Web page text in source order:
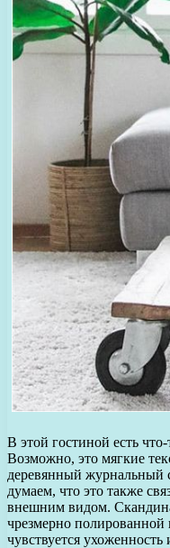
В этой гостиной есть
Возможно, это мягкие
деревянный журнальный
думаем, что это также
внешним видом.
чрезмерно
чувствуется